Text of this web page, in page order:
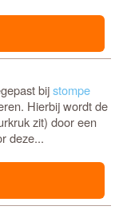
bijstompe
Hierbij wordt de
zit) door een
deze...